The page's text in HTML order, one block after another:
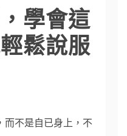
學會這
鬆說服
而不是自已身上，不